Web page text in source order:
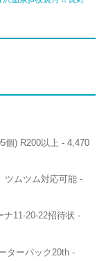
個) R200以上 - 4,470
ツムツム対応可能 -
11-20-22招待状 -
ターパック20th -